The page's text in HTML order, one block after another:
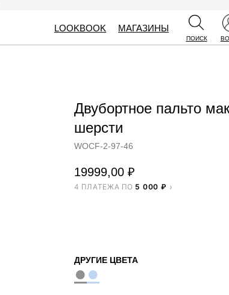
LOOKBOOK МАГАЗИНЫ
ПОИСК
LOOKBOOK МАГАЗИНЫ
ПОИСК
Двубортное пальто
шерсти
WOCF-2-97-46
19999,00 ₽
4 ПЛАТЕЖА ПО 5 000 ₽
ДРУГИЕ ЦВЕТА
●●